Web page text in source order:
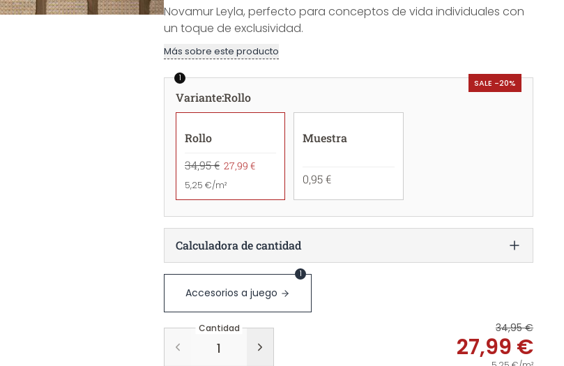
Novamur Leyla, perfecto para conceptos de vida individuales con
un toque de exclusividad.
Más sobre este producto
SALE -20%
1
Variante:Rollo
Rollo
34,95 € 27,99 €
5,25 €/m²
Muestra
0,95 €
Calculadora de cantidad
Accesorios a juego
1
Cantidad 34,95 €
27,99 €